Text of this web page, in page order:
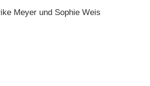
Meyer und Sophie Weis